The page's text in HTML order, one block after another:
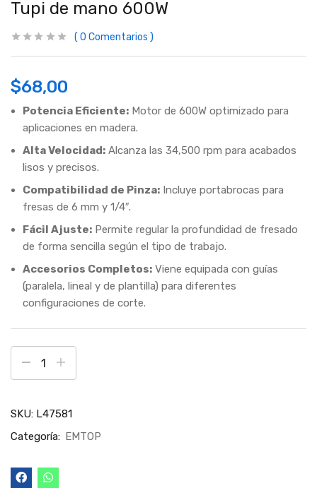
Tupi de mano 600W
0 Comentarios
$68,00
Potencia Eficiente: Motor de 600W optimizado para
aplicaciones en madera.
Alta Velocidad: Alcanza las 34,500 rpm para acabados
lisos y precisos.
Compatibilidad de Pinza: Incluye portabrocas para
fresas de 6 mm y 1/4″.
Fácil Ajuste: Permite regular la profundidad de fresado
de forma sencilla según el tipo de trabajo.
Accesorios Completos: Viene equipada con guías
(paralela, lineal y de plantilla) para diferentes
configuraciones de corte.
SKU: L47581
Categoría: EMTOP